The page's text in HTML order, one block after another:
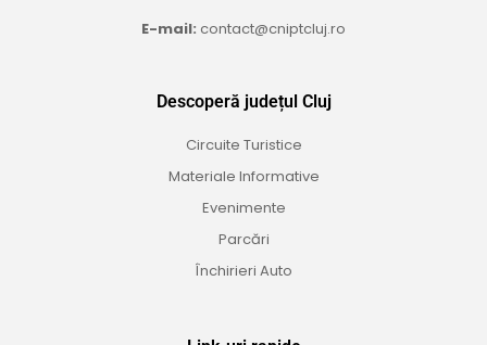
E-mail: contact@cniptcluj.ro
Descoperă județul Cluj
Circuite Turistice
Materiale Informative
Evenimente
Parcări
Închirieri Auto